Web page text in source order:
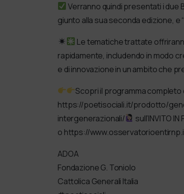
Verranno quindi presentati i due
giunto alla sua seconda edizione, e
Le tematiche trattate
rapidamente, includendo in modo
e di innovazione in un ambito che
Scopri il programma
https://poetisociali.it/prodotto/
intergenerazionali/
sull’INVITO IN
o https://
ADOA
Fondazione G. Toniolo
Cattolica Generali Italia